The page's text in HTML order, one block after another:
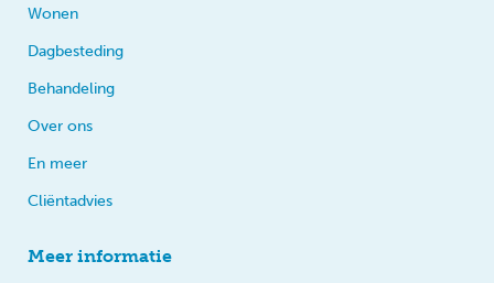
Wonen
Dagbesteding
Behandeling
Over ons
En meer
Cliëntadvies
Meer informatie